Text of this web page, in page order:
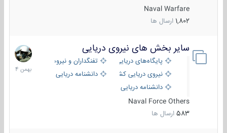
Naval Warfare
1,802 ارسال ها
سایر بخش های نیروی دریایی
پایگاه‌های دریایی
تفنگداران و نیروهای ویژه‌ی دریایی
نیروی دریایی کشورهای مختلفدانشنامه دریایی
دانشنامه دریایی کپی
Naval Force Others
583 ارسال ها
22
بهمن
1404